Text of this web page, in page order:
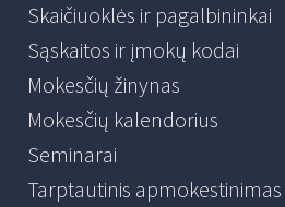
Skaičiuoklės ir pagalbininkai
Sąskaitos ir įmokų kodai
Mokesčių žinynas
Mokesčių kalendorius
Seminarai
Tarptautinis apmokestinimas